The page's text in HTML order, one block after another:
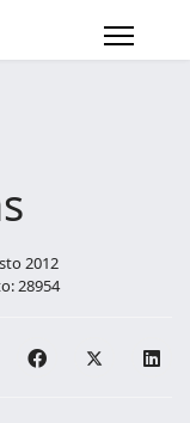
2012
28954